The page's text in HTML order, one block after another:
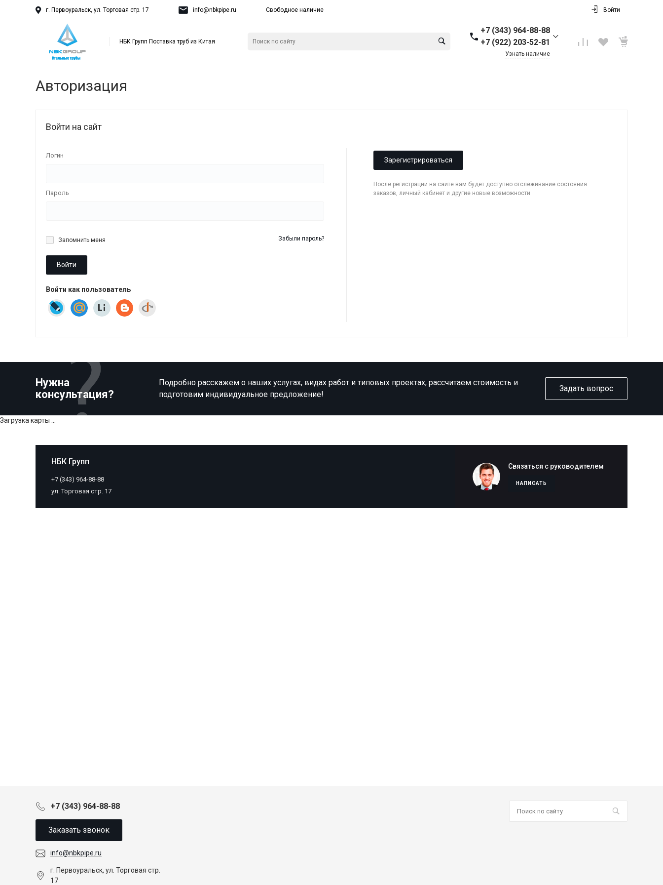
г. Первоуральск, ул. Торговая стр. 17 info@nbkpipe.ru Свободное наличие Войти
НБК Групп Поставка труб из Китая
+7 (343) 964-88-88
+7 (922) 203-52-81
Узнать наличие
Авторизация
Войти на сайт
Логин
Пароль
Запомнить меня Забыли пароль?
Войти
Войти как пользователь
Зарегистрироваться
После регистрации на сайте вам будет доступно отслеживание состояния
заказов, личный кабинет и другие новые возможности
Нужна
консультация?
Подробно расскажем о наших услугах, видах работ и типовых проектах, рассчитаем стоимость и
подготовим индивидуальное предложение!
Задать вопрос
Связаться с руководителем
НАПИСАТЬ
НБК Групп
+7 (343) 964-88-88
ул. Торговая стр. 17
Загрузка карты ...
+7 (343) 964-88-88
Заказать звонок
info@nbkpipe.ru
г. Первоуральск, ул. Торговая стр.
17